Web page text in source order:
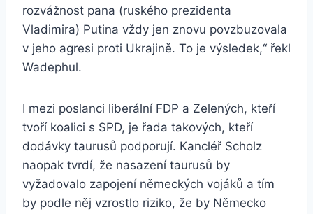
rozvážnost pana (ruského prezidenta
Vladimira) Putina vždy jen znovu povzbuzovala
v jeho agresi proti Ukrajině. To je výsledek,“ řekl
Wadephul.
I mezi poslanci liberální FDP a Zelených, kteří
tvoří koalici s SPD, je řada takových, kteří
dodávky taurusů podporují. Kancléř Scholz
naopak tvrdí, že nasazení taurusů by
vyžadovalo zapojení německých vojáků a tím
by podle něj vzrostlo riziko, že by Německo